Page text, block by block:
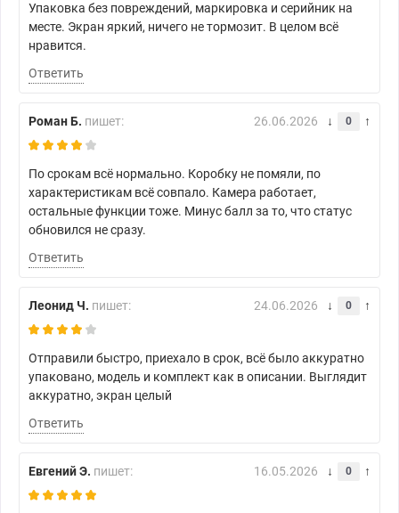
Упаковка без повреждений, маркировка и серийник на
месте. Экран яркий, ничего не тормозит. В целом всё
нравится.
Ответить
Роман Б. пишет: 26.06.2026 0
По срокам всё нормально. Коробку не помяли, по
характеристикам всё совпало. Камера работает,
остальные функции тоже. Минус балл за то, что статус
обновился не сразу.
Ответить
Леонид Ч. пишет: 24.06.2026 0
Отправили быстро, приехало в срок, всё было аккуратно
упаковано, модель и комплект как в описании. Выглядит
аккуратно, экран целый
Ответить
Евгений Э. пишет: 16.05.2026 0